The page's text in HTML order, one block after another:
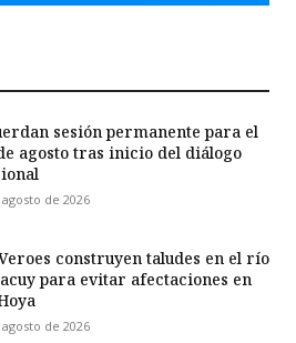
sesión permanente para el
agosto tras inicio del diálogo
de 2026
construyen taludes en el río
para evitar afectaciones en
de 2026